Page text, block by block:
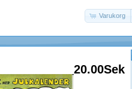
Varukorg
20.00Sek